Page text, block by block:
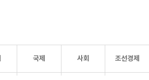
국제 사회 조선경제